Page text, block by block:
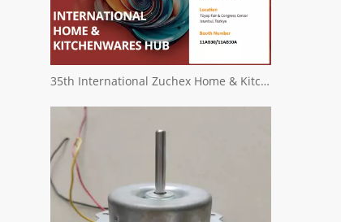
35th International Zuchex Home & Kitchenwares Fair Convitition - Ritscher International Limited